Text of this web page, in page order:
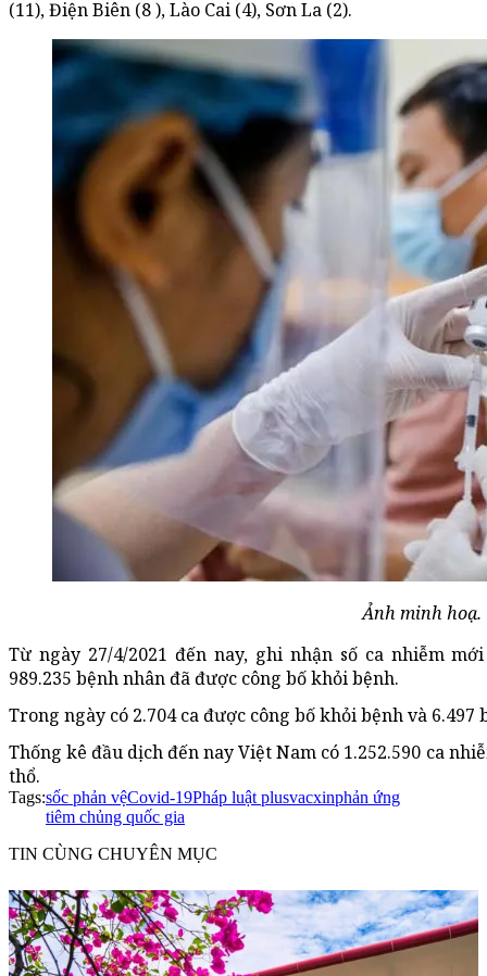
(11), Điện Biên (8 ), Lào Cai (4), Sơn La (2).
Ảnh minh hoạ.
Từ ngày 27/4/2021 đến nay, ghi nhận số ca nhiễm
989.235 bệnh nhân đã được công bố khỏi bệnh.
Trong ngày có 2.704 ca được công bố khỏi bệnh và
Thống kê đầu dịch đến nay Việt Nam có 1.252.590 ca
thổ.
Tags:sốc phản vệCovid-19Pháp luật plusvacxinphản ứng
tiêm chủng quốc gia
TIN CÙNG CHUYÊN MỤC